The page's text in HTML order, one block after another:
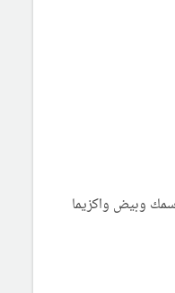
وبيض واكزيما